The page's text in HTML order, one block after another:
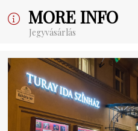
MORE INFO
Jegyvásárlás